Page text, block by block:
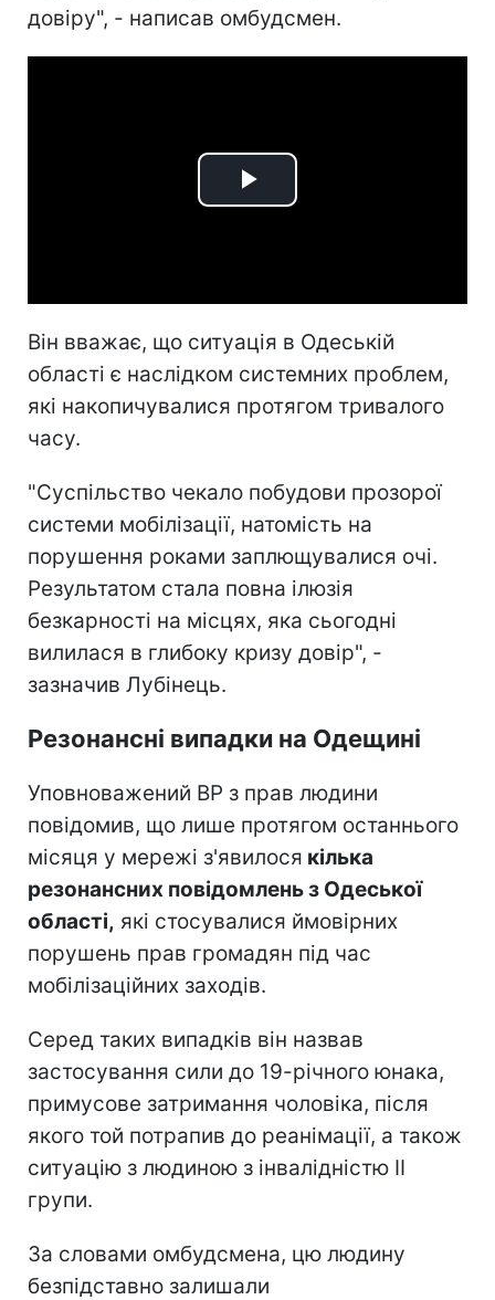
довіру", - написав омбудсмен.
Play
Він вважає, що ситуація в Одеській
області є наслідком системних проблем,
які накопичувалися протягом тривалого
часу.
"Суспільство чекало побудови прозорої
системи мобілізації, натомість на
порушення роками заплющувалися очі.
Результатом стала повна ілюзія
безкарності на місцях, яка сьогодні
вилилася в глибоку кризу довір", -
зазначив Лубінець.
Резонансні випадки на Одещині
Уповноважений ВР з прав людини
повідомив, що лише протягом останнього
місяця у мережі з'явилося кілька
резонансних повідомлень з Одеської
області, які стосувалися ймовірних
порушень прав громадян під час
мобілізаційних заходів.
Серед таких випадків він назвав
застосування сили до 19-річного юнака,
примусове затримання чоловіка, після
якого той потрапив до реанімації, а також
ситуацію з людиною з інвалідністю II
групи.
За словами омбудсмена, цю людину
безпідставно залишали